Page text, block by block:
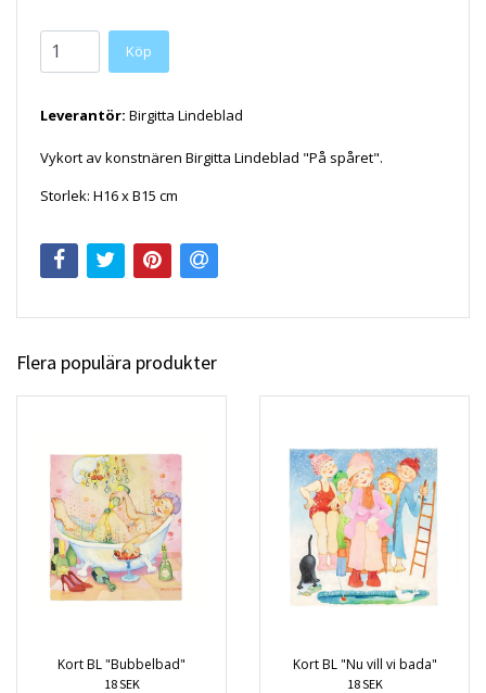
Köp
Leverantör: Birgitta Lindeblad
Vykort av konstnären Birgitta Lindeblad "På spåret".
Storlek: H16 x B15 cm
Flera populära produkter
Kort BL "Bubbelbad"
18 SEK
Kort BL "Nu vill vi bada"
18 SEK